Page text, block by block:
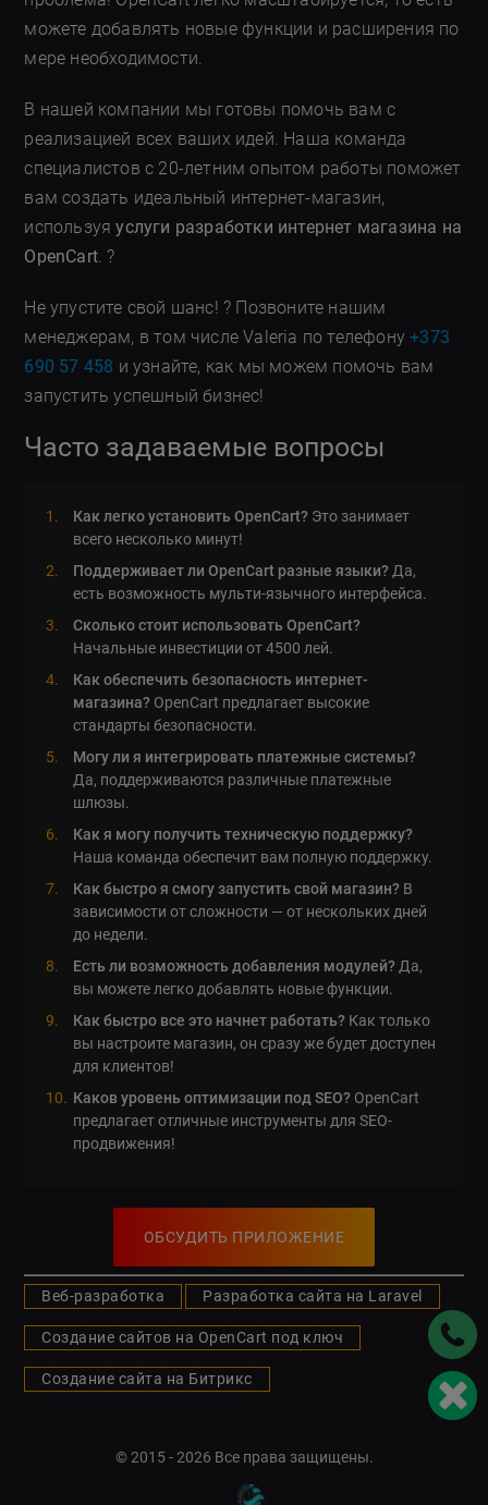
можете добавлять новые функции и расширения по
мере необходимости.
В нашей компании мы готовы помочь вам с
реализацией всех ваших идей. Наша команда
специалистов с 20-летним опытом работы поможет
вам создать идеальный интернет-магазин,
используяуслуги разработки интернет магазина на
OpenCart. ?️
Не упустите свой шанс! ? Позвоните нашим
менеджерам, в том числе Valeria по телефону+373
690 57 458 и узнайте, как мы можем помочь вам
запустить успешный бизнес!
Часто задаваемые вопросы
Как легко установить OpenCart? Это занимает
всего несколько минут!
Поддерживает ли OpenCart разные языки?Да,
есть возможность мульти-язычного интерфейса.
Сколько стоит использовать OpenCart?
Начальные инвестиции от 4500 лей.
Как обеспечить безопасность интернет-
магазина? OpenCart предлагает высокие
стандарты безопасности.
Могу ли я интегрировать платежные системы?
Да, поддерживаются различные платежные
шлюзы.
Как я могу получить техническую поддержку?
Наша команда обеспечит вам полную поддержку.
Как быстро я смогу запустить свой магазин? В
зависимости от сложности — от нескольких дней
до недели.
Есть ли возможность добавления модулей?Да,
вы можете легко добавлять новые функции.
Как быстро все это начнет работать? Как только
вы настроите магазин, он сразу же будет доступен
для клиентов!
Каков уровень оптимизации под SEO? OpenCart
предлагает отличные инструменты для SEO-
продвижения!
ОБСУДИТЬ ПРИЛОЖЕНИЕ
Веб-разработка Разработка сайта на Laravel
Создание сайтов на OpenCart под ключ
Создание сайта на Битрикс
© 2015 - 2026 Все права защищены.